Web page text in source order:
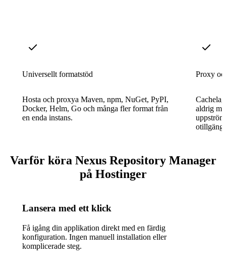
Universellt formatstöd
Hosta och proxya Maven, npm, NuGet, PyPI,
Docker, Helm, Go och många fler format från
en enda instans.
Proxy
aldrig
Varför köra Nexus Repository Manager
på Hostinger
Lansera med ett klick
Få igång din applikation direkt med en färdig
konfiguration. Ingen manuell installation eller
komplicerade steg.